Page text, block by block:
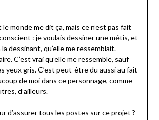
monde me dit ça, mais ce n’est pas fait
: je voulais dessiner une métis, et
la dessinant, qu’elle me ressemblait.
C’est vrai qu’elle me ressemble, sauf
yeux gris. C’est peut-être du aussi au fait
de moi dans ce personnage, comme
d’ailleurs.
d’assurer tous les postes sur ce projet ?